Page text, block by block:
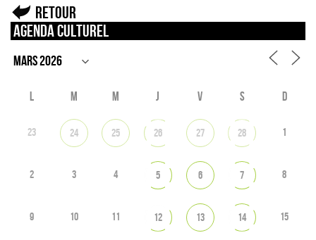
Retour
Agenda culturel
L M M J V S D
23 24 25 26 27 28 1
2 3 4 5 6 7 8
9 10 11 12 13 14 15